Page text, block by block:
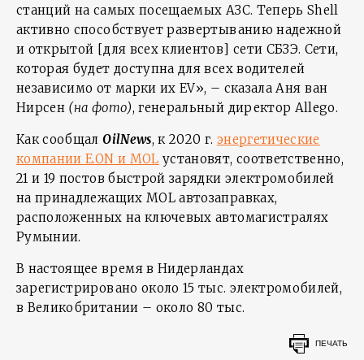
станций на самых посещаемых АЗС. Теперь Shell
активно способствует развертыванию надежной
и открытой [для всех клиентов] сети СБЗЭ. Сети,
которая будет доступна для всех водителей
независимо от марки их EV», – сказала Аня ван
Нирсен (на фото), генеральный директор Allego.
Как сообщалOilNews, к 2020 г. энергетические
компании E.ON и MOL установят, соответственно,
21 и 19 постов быстрой зарядки электромобилей
на принадлежащих MOL автозаправках,
расположенных на ключевых автомагистралях
Румынии.
В настоящее время в Нидерландах
зарегистрировано около 15 тыс. электромобилей,
в Великобритании – около 80 тыс.
ПЕЧАТЬ